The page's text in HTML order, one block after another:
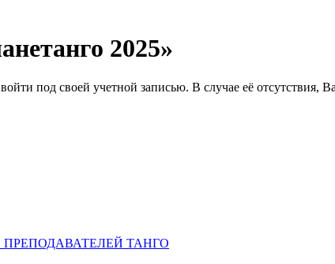
2025»
под своей учетной записью. В случае её отсутствия,
И ПРЕПОДАВАТЕЛЕЙ ТАНГО